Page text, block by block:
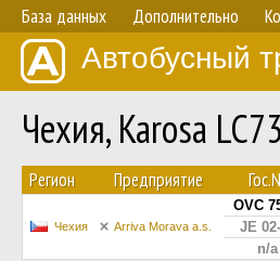
База данных Дополнительно
Автобусный
Чехия, Karosa
Регион Предприятие
Чехия Arriva Morava a.s.
OVC
JE
n/a